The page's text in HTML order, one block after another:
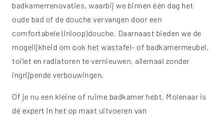
badkamerrenovaties, waarbij we binnen één dag het
oude bad of de douche vervangen door een
comfortabele (inloop)douche. Daarnaast bieden we de
mogelijkheid om ook het wastafel- of badkamermeubel,
toilet en radiatoren te vernieuwen, allemaal zonder
ingrijpende verbouwingen.
Of je nu een kleine of ruime badkamer hebt, Molenaar is
dé expert in het op maat uitvoeren van